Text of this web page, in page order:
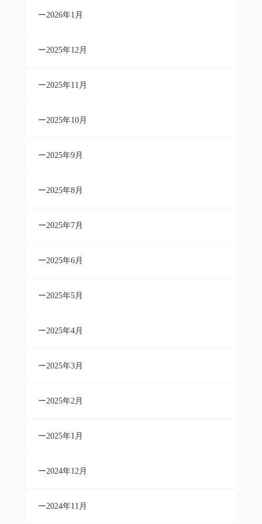
2026年1月
2025年12月
2025年11月
2025年10月
2025年9月
2025年8月
2025年7月
2025年6月
2025年5月
2025年4月
2025年3月
2025年2月
2025年1月
2024年12月
2024年11月